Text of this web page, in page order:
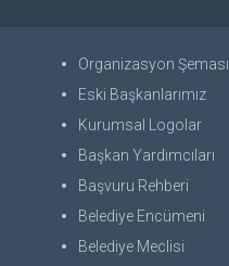
Organizasyon Şeması
Eski Başkanlarımız
Kurumsal Logolar
Başkan Yardımcıları
Başvuru Rehberi
Belediye Encümeni
Belediye Meclisi